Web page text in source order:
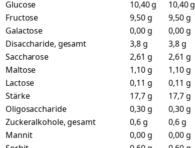
Glucose
10,40 g
10,40 g
Fructose
9,50 g
9,50 g
Galactose
0,00 g
0,00 g
Disaccharide, gesamt
3,8 g
3,8 g
Saccharose
2,61 g
2,61 g
Maltose
1,10 g
1,10 g
Lactose
0,11 g
0,11 g
Stärke
17,7 g
17,7 g
Oligosaccharide
0,30 g
0,30 g
Zuckeralkohole, gesamt
0,6 g
0,6 g
Mannit
0,00 g
0,00 g